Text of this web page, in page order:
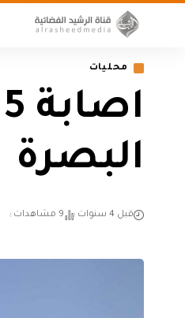
محليات
البصرة
قبل 4 سنوات 9 مشاهدات